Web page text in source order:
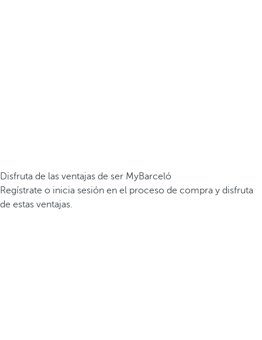
Disfruta de las ventajas de ser MyBarceló
Regístrate o inicia sesión en el proceso de compra y disfruta
de estas ventajas.